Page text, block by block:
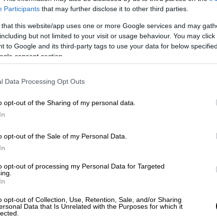
Participants that may further disclose it to other third parties.
this website/app uses one or more Google services and may
but not limited to your visit or usage behaviour. You may
to Google and its third-party tags to use your data for below
consent section.
Data Processing Opt Outs
opt-out of the Sharing of my personal data.
opt-out of the Sale of my Personal Data.
opt-out of processing my Personal Data for Targeted
opt-out of Collection, Use, Retention, Sale, and/or Sharing
Data that Is Unrelated with the Purposes for which it
Για το κράτος μας και την ΕΛΑΣ δεν
τελευταίος που βρίσκεται πίσω από αυτή
στη δικαιοσύνη. Παρακολουθώ στενά
να υπάρχει κάποιος ακόμα. Η
άλλος εμπλέκεται θα συλληφθεί»,